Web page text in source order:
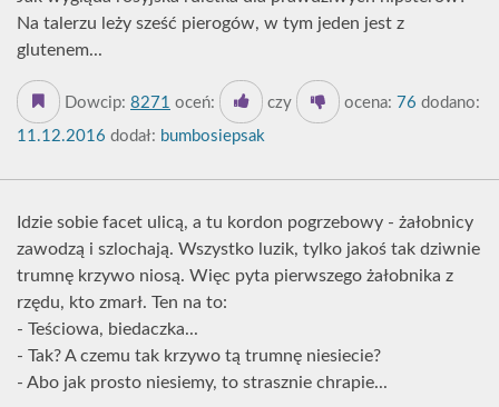
Na talerzu leży sześć pierogów, w tym jeden jest z
glutenem...
Dowcip: 8271 oceń: czy ocena: 76 dodano:
11.12.2016 dodał: bumbosiepsak
Idzie sobie facet ulicą, a tu kordon pogrzebowy - żałobnicy
zawodzą i szlochają. Wszystko luzik, tylko jakoś tak dziwnie
trumnę krzywo niosą. Więc pyta pierwszego żałobnika z
rzędu, kto zmarł. Ten na to:
- Teściowa, biedaczka...
- Tak? A czemu tak krzywo tą trumnę niesiecie?
- Abo jak prosto niesiemy, to strasznie chrapie...